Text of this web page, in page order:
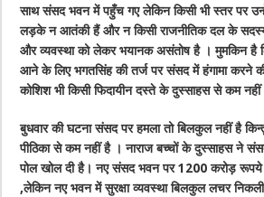
साथ संसद भवन में पहुँच गए लेकिन किसी भी स्तर पर
लड़के न आतंकी हैं और न किसी राजनीतिक दल के
और व्यवस्था को लेकर भयानक असंतोष है । मुमकिन है
आने के लिए भगतसिंह की तर्ज पर संसद में हंगामा करने
कोशिश भी किसी फिदायीन दस्ते के दुस्साहस से कम नहीं
बुधवार की घटना संसद पर हमला तो बिलकुल नहीं है
पीठिका से कम नहीं है । नाराज बच्चों के दुस्साहस ने
पोल खोल दी है। नए संसद भवन पर 1200 करोड़ रूपये
,लेकिन नए भवन में सुरक्षा व्यवस्था बिलकुल लचर